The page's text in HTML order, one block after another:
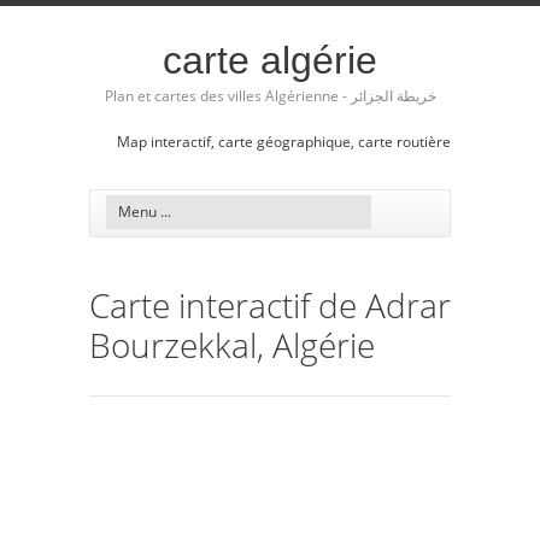
carte algérie
Plan et cartes des villes Algérienne - خريطة الجزائر
Map interactif, carte géographique, carte routière
Carte interactif de Adrar
Bourzekkal, Algérie